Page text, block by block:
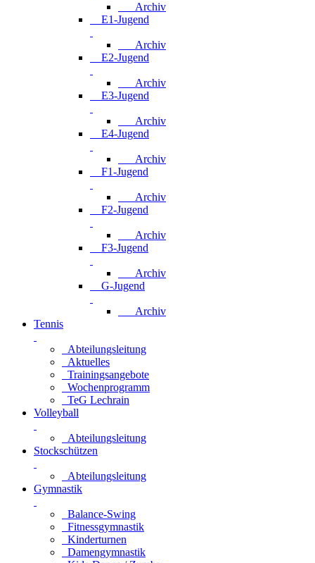
Archiv
E1-Jugend
Archiv
E2-Jugend
Archiv
E3-Jugend
Archiv
E4-Jugend
Archiv
F1-Jugend
Archiv
F2-Jugend
Archiv
F3-Jugend
Archiv
G-Jugend
Archiv
Tennis
Abteilungsleitung
Aktuelles
Trainingsangebote
Wochenprogramm
TeG Lechrain
Volleyball
Abteilungsleitung
Stockschützen
Abteilungsleitung
Gymnastik
Balance-Swing
Fitnessgymnastik
Kinderturnen
Damengymnastik